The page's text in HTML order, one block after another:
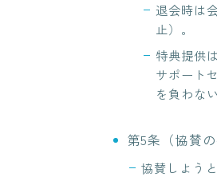
退会時は
止）。
特典提供
サポート
を負わない
第5条（協賛の
協賛しよう